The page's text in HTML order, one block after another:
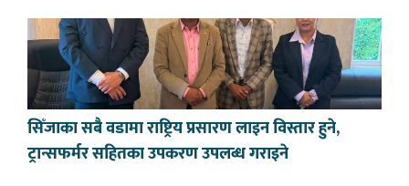
सिँजाका सबै वडामा राष्ट्रिय प्रसारण लाइन विस्तार हुने,
ट्रान्सफर्मर सहितका उपकरण उपलब्ध गराइने